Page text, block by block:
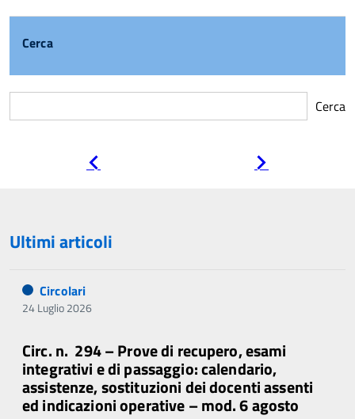
Cerca
Cerca
Ultimi articoli
Circolari
24 Luglio 2026
Circ. n. 294 – Prove di recupero, esami
integrativi e di passaggio: calendario,
assistenze, sostituzioni dei docenti assenti
ed indicazioni operative – mod. 6 agosto